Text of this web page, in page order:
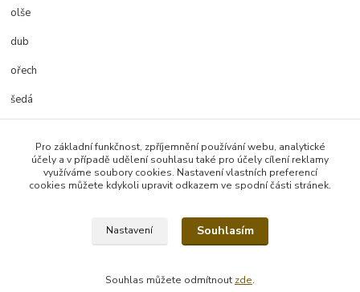
olše
dub
ořech
šedá
Zboží zařazeno v kategoriích
Pro základní funkčnost, zpříjemnění používání webu, analytické
účely a v případě udělení souhlasu také pro účely cílení reklamy
využíváme soubory cookies. Nastavení vlastních preferencí
cookies můžete kdykoli upravit odkazem ve spodní části stránek.
Nastavení Souhlasím
Souhlas můžete odmítnout zde.